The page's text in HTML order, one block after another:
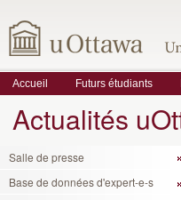
Accueil Futurs étudiants
Actualités
Salle de presse
Base de données d'expert-e-s